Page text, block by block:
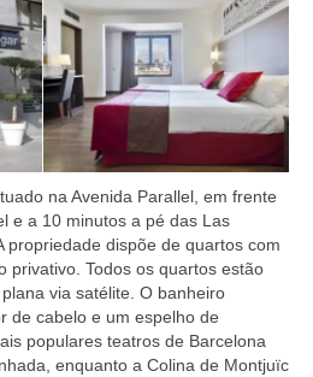
na Avenida Parallel, em frente
e a 10 minutos a pé das Las
propriedade dispõe de quartos com
privativo. Todos os quartos estão
via satélite. O banheiro
de cabelo e um espelho de
populares teatros de Barcelona
enquanto a Colina de Montjuïc